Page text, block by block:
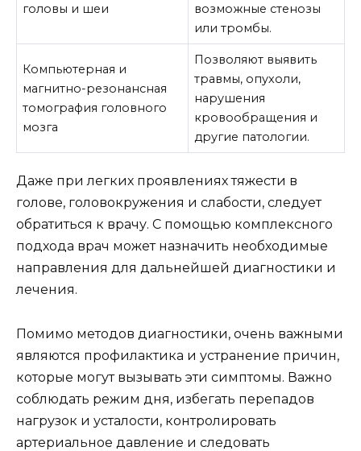
головы и шеи
возможные стенозы
или тромбы.
Компьютерная и
магнитно-резонансная
томография головного
мозга
Позволяют выявить
травмы, опухоли,
нарушения
кровообращения и
другие патологии.
Даже при легких проявлениях тяжести в
голове, головокружения и слабости, следует
обратиться к врачу. С помощью комплексного
подхода врач может назначить необходимые
направления для дальнейшей диагностики и
лечения.
Помимо методов диагностики, очень важными
являются профилактика и устранение причин,
которые могут вызывать эти симптомы. Важно
соблюдать режим дня, избегать перепадов
нагрузок и усталости, контролировать
артериальное давление и следовать